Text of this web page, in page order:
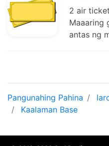
2 air
Maaaring
antas ng
Pangunahing Pahina
Kaalaman Base